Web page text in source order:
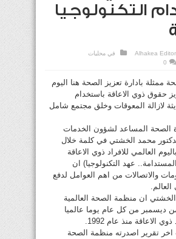
التكنولوجيا
Alhakea Editor في محليات
0
ممثلة بادارة تعزيز الصحة هنا اليوم
حقوق ذوي الاعاقة باستخدام
لازالة المعوقات وخلق مجتمع شامل
الصحة المساعد لشؤون الخدمات
الدكتور محمد الخشتي في كلمة خلال
العالمي للافراد ذوي الاعاقة
عهد التكنولوجيا) ان
والاتصالات من اهم العوامل لدفع
ان منظمة الصحة العالمية
ديسمبر من كل عام يوما عالميا
الاعاقة منذ عام 1992.
تقرير اصدرته منظمة الصحة